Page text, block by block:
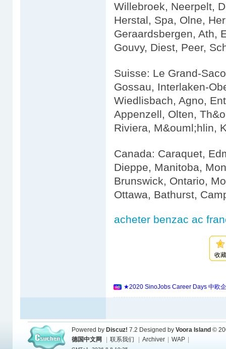
Willebroek, Neerpelt,
Herstal, Spa, Olne,
Geraardsbergen, Ath,
Gouvy, Diest, Peer,
Suisse: Le Grand-
Gossau, Interlaken-
Wiedlisbach, Agno,
Appenzell, Olten,
Riviera, M&ouml;hlin,
Canada: Caraquet,
Dieppe, Manitoba,
Brunswick, Ontario,
Ottawa, Bathurst,
acheter benzac ac
收
★2020 SinoJobs Career Days 中欧
Powered by Discuz! 7.2 Designed by Voora Island ©
德国中文网
联系我们 Archiver WAP